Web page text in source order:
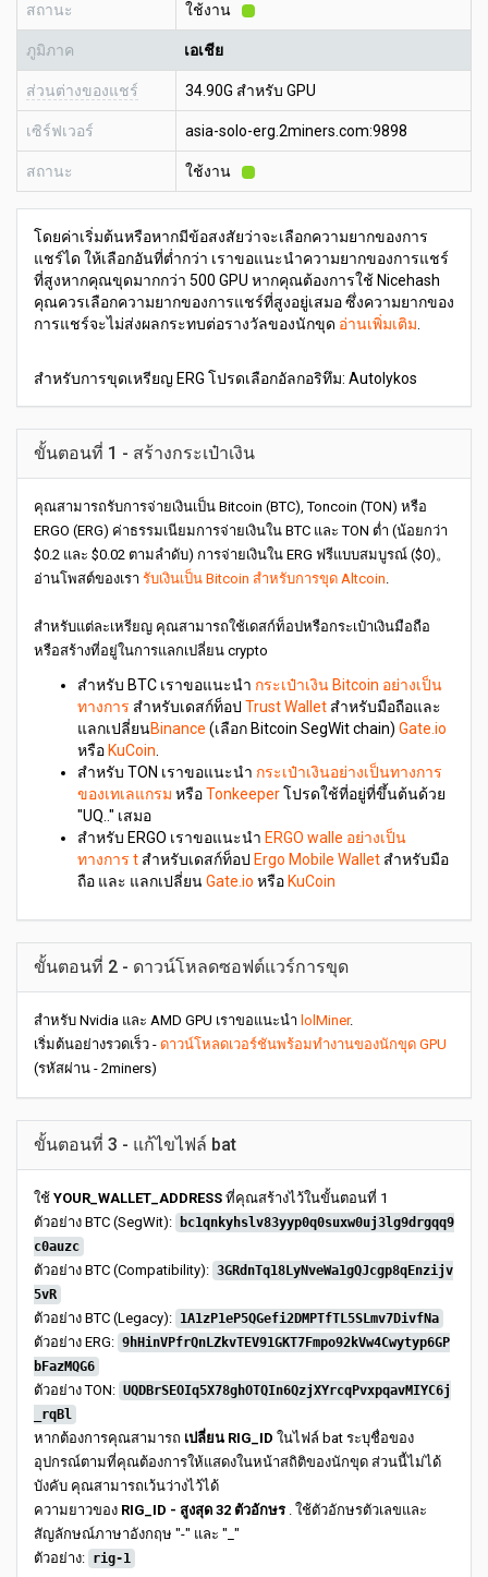
สถานะ ใช้งาน
ภูมิภาค เอเชีย
ส่วนต่างของแชร์ 34.90G สำหรับ GPU
เซิร์ฟเวอร์ asia-solo-erg.2miners.com:9898
สถานะ ใช้งาน
โดยค่าเริ่มต้นหรือหากมีข้อสงสัยว่าจะเลือกความยากของการ
แชร์ได ให้เลือกอันที่ต่ำกว่า เราขอแนะนำความยากของการแชร์
ที่สูงหากคุณขุดมากกว่า 500 GPU หากคุณต้องการใช้ Nicehash
คุณควรเลือกความยากของการแชร์ที่สูงอยู่เสมอ ซึ่งความยากของ
การแชร์จะไม่ส่งผลกระทบต่อรางวัลของนักขุด อ่านเพิ่มเติม
สำหรับการขุดเหรียญ ERG โปรดเลือกอัลกอริทึม: Autolykos
ขั้นตอนที่ 1 - สร้างกระเป๋าเงิน
คุณสามารถรับการจ่ายเงินเป็น Bitcoin (BTC), Toncoin (TON) หรือ
ERGO (ERG) ค่าธรรมเนียมการจ่ายเงินใน BTC และ TON ต่ำ (น้อยกว่า
$0.2 และ $0.02 ตามลำดับ) การจ่ายเงินใน ERG ฟรีแบบสมบูรณ์ ($0)。
อ่านโพสต์ของเรา รับเงินเป็น Bitcoin สำหรับการขุด Altcoin.
สำหรับแต่ละเหรียญ คุณสามารถใช้เดสก์ท็อปหรือกระเป๋าเงินมือถือ
หรือสร้างที่อยู่ในการแลกเปลี่ยน crypto
สำหรับ BTC เราขอแนะนำ กระเป๋าเงิน Bitcoin อย่างเป็น
ทางการ สำหรับเดสก์ท็อป Trust Wallet สำหรับมือถือและ
แลกเปลี่ยนBinance (เลือก Bitcoin SegWit chain) Gate.io
หรือ KuCoin
สำหรับ TON เราขอแนะนำ กระเป๋าเงินอย่างเป็นทางการ
ของเทเลแกรม หรือTonkeeperโปรดใช้ที่อยู่ที่ขึ้นต้นด้วย
"UQ.." เสมอ
สำหรับ ERGO เราขอแนะนำ ERGO walle อย่างเป็น
ทางการ t สำหรับเดสก์ท็อป Ergo Mobile Wallet สำหรับมือ
ถือ และ แลกเปลี่ยนGate.io หรือ KuCoin
ขั้นตอนที่ 2 - ดาวน์โหลดซอฟต์แวร์การขุด
สำหรับ Nvidia และ AMD GPU เราขอแนะนำ lolMiner.
เริ่มต้นอย่างรวดเร็ว - ดาวน์โหลดเวอร์ชันพร้อมทำงานของนักขุด GPU
(รหัสผ่าน - 2miners)
ขั้นตอนที่ 3 - แก้ไขไฟล์ bat
ใช้ YOUR_WALLET_ADDRESS ที่คุณสร้างไว้ในขั้นตอนที่ 1
ตัวอย่าง BTC (SegWit):
bc1qnkyhslv83yyp0q0suxw0uj3lg9drgqq9
c0auzc
ตัวอย่าง BTC (Compatibility): 3GRdnTq18LyNveWa1gQJcgp8qEnzijv
5vR
ตัวอย่าง BTC (Legacy): 1A1zP1eP5QGefi2DMPTfTL5SLmv7DivfNa
ตัวอย่าง ERG: 9hHinVPfrQnLZkvTEV91GKT7Fmpo92kVw4Cwytyp6GP
bFazMQG6
ตัวอย่าง TON: UQDBrSEOIq5X78ghOTQIn6QzjXYrcqPvxpqavMIYC6j
_rqBl
หากต้องการคุณสามารถ เปลี่ยน RIG_ID ในไฟล์ bat ระบุชื่อของ
อุปกรณ์ตามที่คุณต้องการให้แสดงในหน้าสถิติของนักขุด ส่วนนี้ไม่ได้
บังคับ คุณสามารถเว้นว่างไว้ได้
ความยาวของ RIG_ID - สูงสุด 32 ตัวอักษร . ใช้ตัวอักษรตัวเลขและ
สัญลักษณ์ภาษาอังกฤษ "-" และ "_"
ตัวอย่าง: rig-1